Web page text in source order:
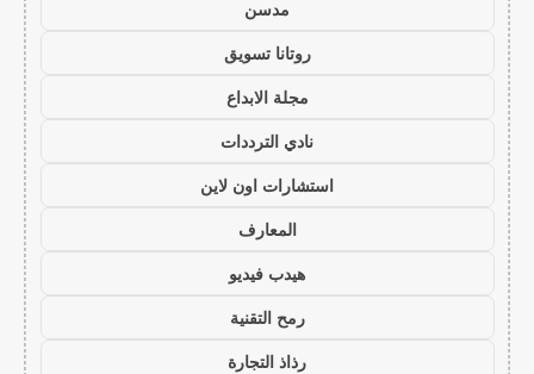
مدسن
روتانا تسويق
مجلة الابداع
نادي الترددات
استشارات اون لاين
المعارف
هيدب فيديو
رمح التقنية
رذاذ التجارة